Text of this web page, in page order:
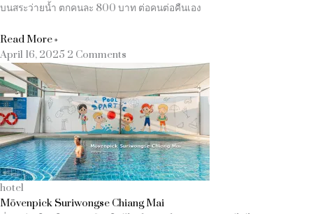
บนสระว่ายน้ำ ตกคนละ 800 บาท ต่อคนต่อคืนเอง
Read More »
April 16, 2025 2 Comments
hotel
Mövenpick Suriwongse Chiang Mai